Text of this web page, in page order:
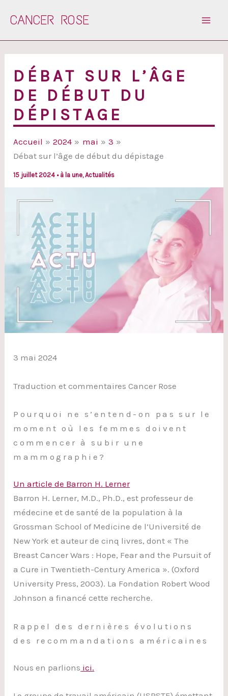
CANCER ROSE
DÉBAT SUR L’ÂGE
DE DÉBUT DU
DÉPISTAGE
Accueil 2024 mai
3
Débat sur l’âge de début du dépistage
15 juillet 2024 • à la une,Actualités
3 mai 2024
Traduction et commentaires Cancer Rose
Pourquoi ne s’entend-on pas sur le
moment où les femmes doivent
commencer à subir une
mammographie?
Un article de Barron H. Lerner
Barron H. Lerner, M.D., Ph.D., est professeur de
médecine et de santé de la population à la
Grossman School of Medicine de l’Université de
New York et auteur de cinq livres, dont « The
Breast Cancer Wars : Hope, Fear and the Pursuit of
a Cure in Twentieth-Century America ». (Oxford
University Press, 2003). La Fondation Robert Wood
Johnson a financé cette recherche.
Rappel des dernières évolutions
des recommandations américaines
Nous en parlions ici.